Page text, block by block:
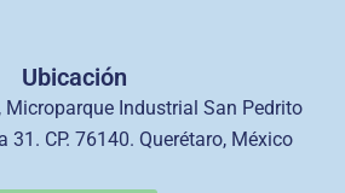
Ubicación
Microparque Industrial San Pedrito
31. CP. 76140. Querétaro, México